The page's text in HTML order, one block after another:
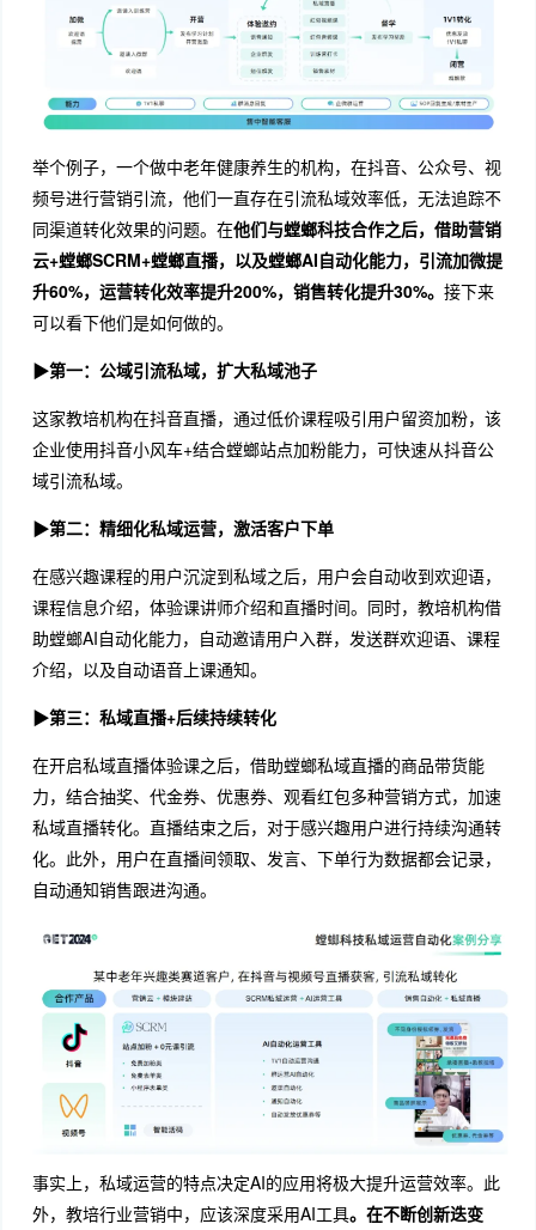
举个例子，一个做中老年健康养生的机构，在抖音、公众号、视
频号进行营销引流，他们一直存在引流私域效率低，无法追踪不
同渠道转化效果的问题。在他们与螳螂科技合作之后，借助营销
云+螳螂SCRM+螳螂直播，以及螳螂AI自动化能力，引流加微提
升60%，运营转化效率提升200%，销售转化提升30%。 接下来
可以看下他们是如何做的。
▶第一：公域引流私域，扩大私域池子
这家教培机构在抖音直播，通过低价课程吸引用户留资加粉，该
企业使用抖音小风车+结合螳螂站点加粉能力，可快速从抖音公
域引流私域。
▶第二：精细化私域运营，激活客户下单
在感兴趣课程的用户沉淀到私域之后，用户会自动收到欢迎语，
课程信息介绍，体验课讲师介绍和直播时间。同时，教培机构借
助螳螂AI自动化能力，自动邀请用户入群，发送群欢迎语、课程
介绍，以及自动语音上课通知。
▶第三：私域直播+后续持续转化
在开启私域直播体验课之后，借助螳螂私域直播的商品带货能
力，结合抽奖、代金券、优惠券、观看红包多种营销方式，加速
私域直播转化。直播结束之后，对于感兴趣用户进行持续沟通转
化。此外，用户在直播间领取、发言、下单行为数据都会记录，
自动通知销售跟进沟通。
事实上，私域运营的特点决定AI的应用将极大提升运营效率。此
外，教培行业营销中，应该深度采用AI工具。在不断创新迭变